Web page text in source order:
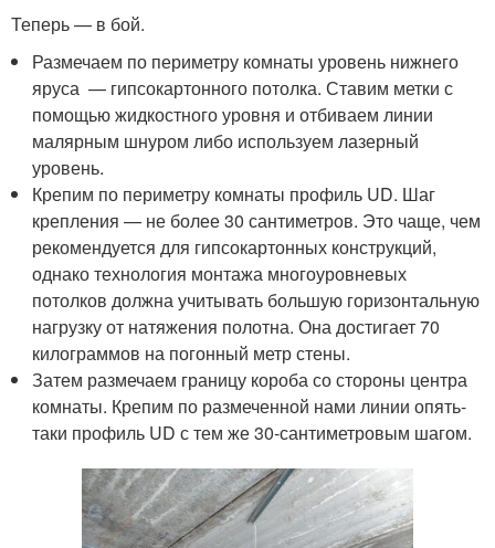
Теперь — в бой.
Размечаем по периметру комнаты уровень нижнего
яруса — гипсокартонного потолка. Ставим метки с
помощью жидкостного уровня и отбиваем линии
малярным шнуром либо используем лазерный
уровень.
Крепим по периметру комнаты профиль UD. Шаг
крепления — не более 30 сантиметров. Это чаще, чем
рекомендуется для гипсокартонных конструкций,
однако технология монтажа многоуровневых
потолков должна учитывать большую горизонтальную
нагрузку от натяжения полотна. Она достигает 70
килограммов на погонный метр стены.
Затем размечаем границу короба со стороны центра
комнаты. Крепим по размеченной нами линии опять-
таки профиль UD с тем же 30-сантиметровым шагом.